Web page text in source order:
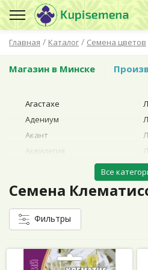
Главная / Каталог / Семена цветов
Магазин в Минске
Агастахе
Адениум
Акант
Аквилегия
Армерия
Астильба
Аубрения
Барвинок
Все
Семена
Фильтры